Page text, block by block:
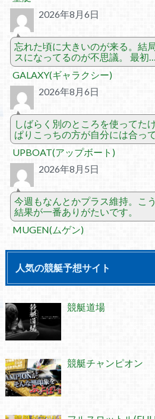
2026年8月6日
忘れた頃に大きいのが来る。結
スになってるのが不思議。 最初…
GALAXY(ギャラクシー)
2026年8月6日
しばらく別のところを使ってた
ぱりこっちの方が自分には合って
UPBOAT(アップボート)
2026年8月5日
今週もなんとかプラス維持。こ
結果が一番ありがたいです。
MUGEN(ムゲン)
人気の競艇予想サイト
競艇道場
競艇チャンピオン